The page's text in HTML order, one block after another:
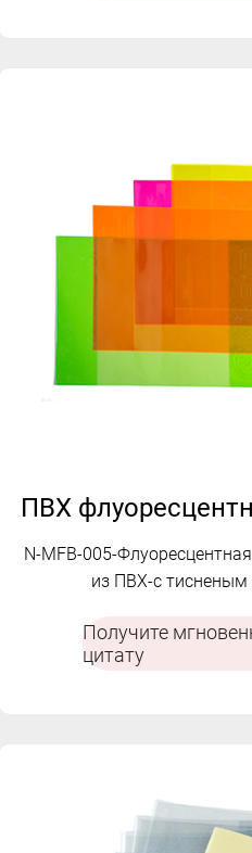
N-MFB-005-
из ПВХ-с тисненым
ваши
Получите
цитату